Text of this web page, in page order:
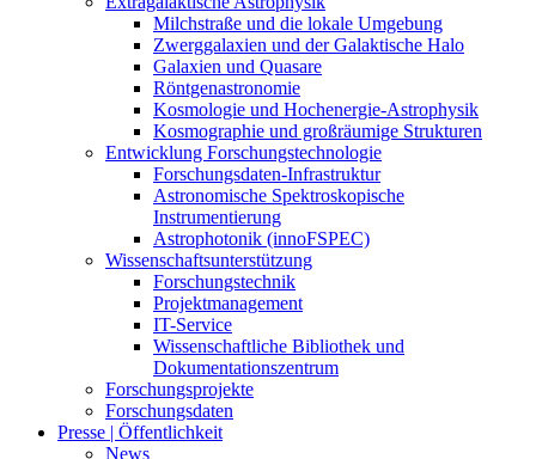
Milchstraße und die lokale Umgebung
Zwerggalaxien und der Galaktische Halo
Galaxien und Quasare
Röntgenastronomie
Kosmologie und Hochenergie-Astrophysik
Kosmographie und großräumige Strukturen
Entwicklung Forschungstechnologie
Forschungsdaten-Infrastruktur
Astronomische Spektroskopische
Instrumentierung
Astrophotonik (innoFSPEC)
Wissenschaftsunterstützung
Forschungstechnik
Projektmanagement
IT-Service
Wissenschaftliche Bibliothek und
Dokumentationszentrum
Forschungsprojekte
Forschungsdaten
Presse | Öffentlichkeit
News